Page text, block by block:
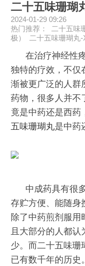
二十五味珊瑚
2024-01-29 09:26
热门推荐： 二十五味
极）
二十五味珊瑚丸-
在治疗神经性疼
独特的疗效，不仅
渐被更广泛的人群
药物，很多人并不
竟是中药还是西药
五味珊瑚丸是中药
中成药具有很
存贮方便、能随身
除了中药煎剂服用
且大部分的人都
少。而二十五味珊
已有数千年的历史